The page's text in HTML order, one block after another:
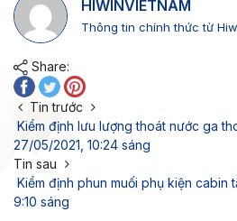
HIWINVIETNAM
Thông tin chính thức từ
Share:
Tin trước
Kiểm định lưu lượng thoát nước ga
27/05/2021, 10:24 sáng
Tin sau
Kiểm định phun muối phụ kiện cabin
9:10 sáng